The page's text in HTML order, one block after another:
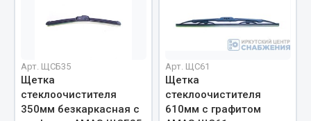
Тормозная система
Весь раздел
Арт. ЩСБ35
Щетка
стеклоочистителя
350мм безкаркасная с
Арт. ЩС61
Щетка
стеклоочистителя
610мм с графитом